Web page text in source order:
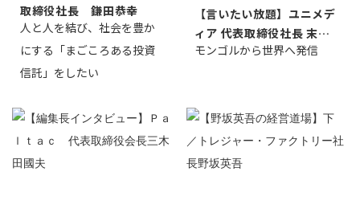
取締役社長 鎌田恭幸
人と人を結び、社会を豊か
にする「まごころある投資
信託」をしたい
【言いたい放題】ユニメデ
ィア 代表取締役社長 末田
真
モンゴルから世界へ発信